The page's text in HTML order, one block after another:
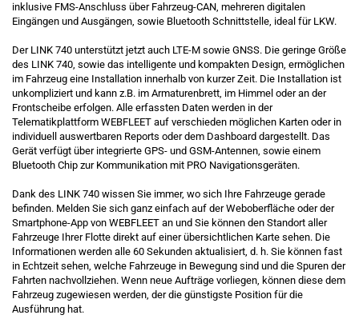
inklusive FMS-Anschluss über Fahrzeug-CAN, mehreren digitalen
Eingängen und Ausgängen, sowie Bluetooth Schnittstelle, ideal für LKW.
Der LINK 740 unterstützt jetzt auch LTE-M sowie GNSS. Die geringe Größe
des LINK 740, sowie das intelligente und kompakten Design, ermöglichen
im Fahrzeug eine Installation innerhalb von kurzer Zeit. Die Installation ist
unkompliziert und kann z.B. im Armaturenbrett, im Himmel oder an der
Frontscheibe erfolgen. Alle erfassten Daten werden in der
Telematikplattform WEBFLEET auf verschieden möglichen Karten oder in
individuell auswertbaren Reports oder dem Dashboard dargestellt. Das
Gerät verfügt über integrierte GPS- und GSM-Antennen, sowie einem
Bluetooth Chip zur Kommunikation mit PRO Navigationsgeräten.
Dank des LINK 740 wissen Sie immer, wo sich Ihre Fahrzeuge gerade
befinden. Melden Sie sich ganz einfach auf der Weboberfläche oder der
Smartphone-App von WEBFLEET an und Sie können den Standort aller
Fahrzeuge Ihrer Flotte direkt auf einer übersichtlichen Karte sehen. Die
Informationen werden alle 60 Sekunden aktualisiert, d. h. Sie können fast
in Echtzeit sehen, welche Fahrzeuge in Bewegung sind und die Spuren der
Fahrten nachvollziehen. Wenn neue Aufträge vorliegen, können diese dem
Fahrzeug zugewiesen werden, der die günstigste Position für die
Ausführung hat.